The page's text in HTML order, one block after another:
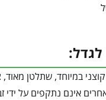
במיוחד, שתלטן
אינם נתקפים על ידי